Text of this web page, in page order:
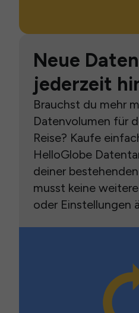
Neue
jederzeit
Brauchst du mehr
Datenvolumen für
Reise? Kaufe
HelloGlobe
deiner
musst keine
oder Einstellungen